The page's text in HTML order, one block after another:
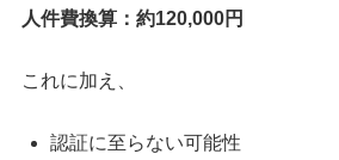
人件費換算：約120,000円
これに加え、
認証に至らない可能性